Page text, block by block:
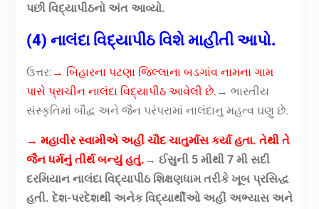
પછી વિદ્યાપીઠનો અંત આવ્યો.
(4) નાલંદા વિદ્યાપીઠ વિશે માહીતી આપો.
ઉત્તર: → બિહારના પટણા જિલ્લાના બડગાંવ નામના ગામ
પાસે પ્રાચીન નાલંદા વિદ્યાપીઠ આવેલી છે. → ભારતીય
સંસ્કૃતિમાં બૌદ્વ અને જૈન પરંપરામાં નાલંદાનુ મહત્વ ઘણુ છે.
→ મહાવીર સ્વામીએ અહીં ચૌદ ચાતુર્માસ કર્યા હતા. તેથી તે
જૈન ધર્મનું તીર્થ બન્યું હતું. → ઈસુની 5 મીથી 7 મી સદી
દરમિયાન નાલંદા વિદ્યાપીઠ શિક્ષણધામ તરીકે ખૂબ પ્રસિદ્ધ
હતી. દેશ-પરદેશથી અનેક વિદ્યાર્થીઓ અહીં અભ્યાસ અને